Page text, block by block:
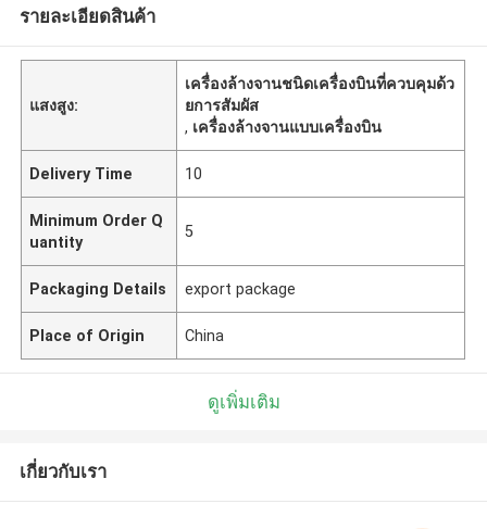
รายละเอียดสินค้า
แสงสูง:
เครื่องล้างจานชนิดเครื่องบินที่ควบคุมด้ว
ยการสัมผัส
, เครื่องล้างจานแบบเครื่องบิน
Delivery Time 10
Minimum Order Q
uantity
5
Packaging Details export package
Place of Origin China
ดูเพิ่มเติม
เกี่ยวกับเรา